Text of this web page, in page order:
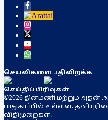
செயலிகளை பதிவிறக்க
செய்திப் பிரிவுகள்
©2026 தினமணி மற்றும் அதன்
பாதுகாப்பில் உள்ளன.
விதிமுறைகள்.